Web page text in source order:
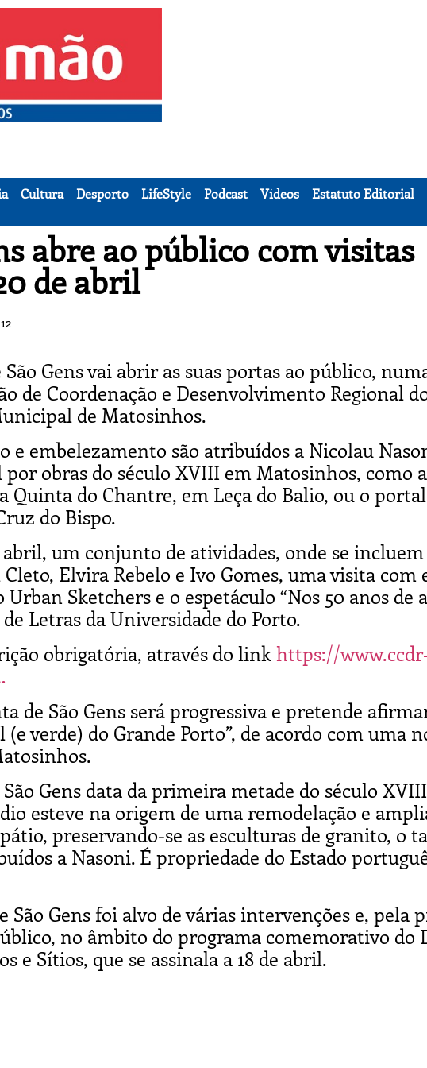
Cultura Desporto LifeStyle Podcast Vídeos Estatuto Editorial
abre ao público com visitas
de abril
Gens vai abrir as suas portas ao público,
de Coordenação e Desenvolvimento Regional
de Matosinhos.
e embelezamento são atribuídos a Nicolau
obras do século XVIII em Matosinhos, como
Quinta do Chantre, em Leça do Balio, ou o
do Bispo.
abril, um conjunto de atividades, onde se
Elvira Rebelo e Ivo Gomes, uma visita com
Sketchers e o espetáculo “Nos 50 anos de
Letras da Universidade do Porto.
obrigatória, através do linkhttps://
de São Gens será progressiva e pretende
verde) do Grande Porto”, de acordo com uma
Gens data da primeira metade do século
esteve na origem de uma remodelação e
preservando-se as esculturas de granito, o
a Nasoni. É propriedade do Estado
São Gens foi alvo de várias intervenções e, pela
no âmbito do programa comemorativo do
Sítios, que se assinala a 18 de abril.